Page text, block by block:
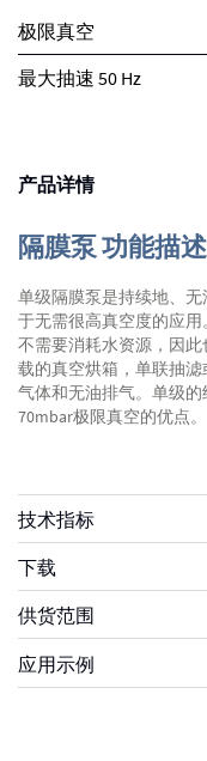
极限真空
最大抽速 50 Hz
产品详情
隔膜泵 功能描述
单级隔膜泵是持续地、
于无需很高真空度的应
不需要消耗水资源，因
载的真空烘箱，单联抽
气体和无油排气。单级
70mbar极限真空的优点。
技术指标
下载
供货范围
应用示例